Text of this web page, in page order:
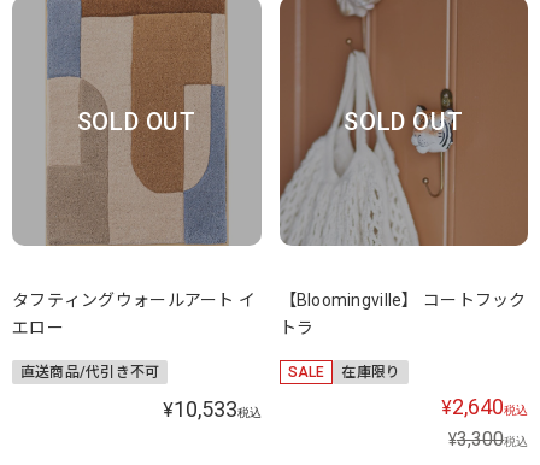
SOLD OUT
タフティングウォールアート イ
エロー
直送商品/代引き不可
¥10,533税込
SOLD OUT
【Bloomingville】 コートフック
トラ
SALE 在庫限り
¥2,640税込
¥3,300税込